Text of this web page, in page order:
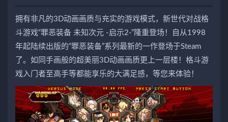
拥有非凡的3D动画画质与充实的游戏模式，新世代对战格
斗游戏“罪恶装备 未知次元 -启示2-”隆重登场！自从1998
年起陆续出版的“罪恶装备”系列最新的一作登场于Steam
了。如同手画般的超美丽3D动画画质更上一层楼！格斗游
戏入门者至高手等都能享乐的大满足感，等您来体验！